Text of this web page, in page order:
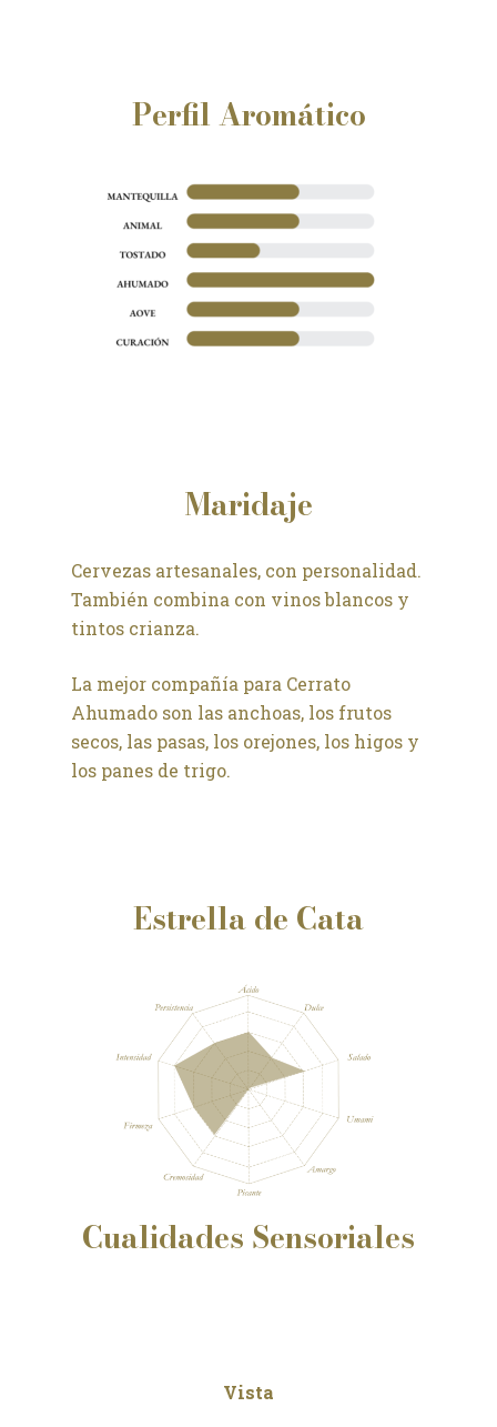
Perfil Aromático
Maridaje
Cervezas artesanales, con personalidad.
También combina con vinos blancos y
tintos crianza.
La mejor compañía para Cerrato
Ahumado son las anchoas, los frutos
secos, las pasas, los orejones, los higos y
los panes de trigo.
Estrella de Cata
Cualidades Sensoriales
Vista